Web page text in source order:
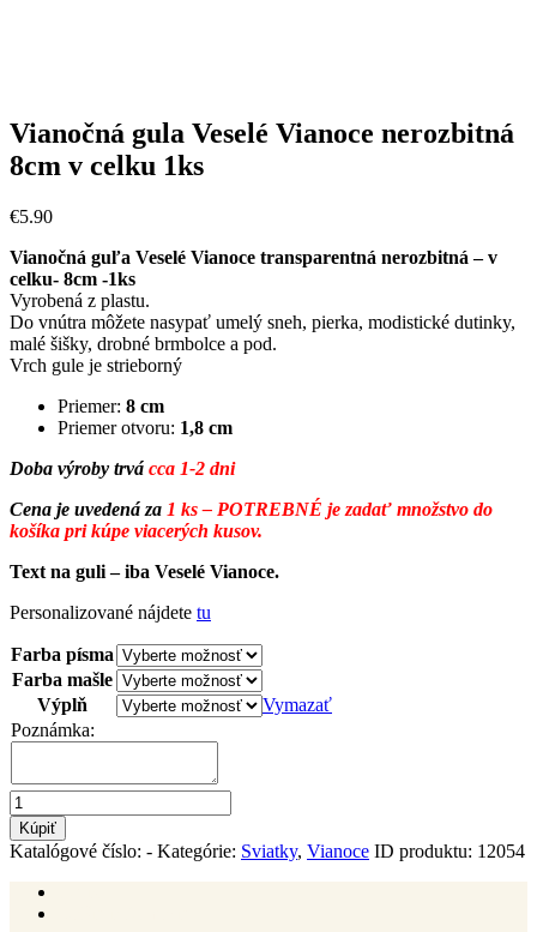
Vianočná gula Veselé Vianoce nerozbitná
8cm v celku 1ks
€5.90
Vianočná guľa Veselé Vianoce transparentná nerozbitná – v
celku- 8cm -1ks
Vyrobená z plastu.
Do vnútra môžete nasypať umelý sneh, pierka, modistické dutinky,
malé šišky, drobné brmbolce a pod.
Vrch gule je strieborný
Priemer: 8 cm
Priemer otvoru: 1,8 cm
Doba výroby trvá cca 1-2 dni
Cena je uvedená za 1 ks – POTREBNÉ je zadať množstvo do
košíka pri kúpe viacerých kusov.
Text na guli – iba Veselé Vianoce.
Personalizované nájdete tu
Farba písma
Farba mašle
Výplň
Vymazať
Poznámka:
množstvo
Vianočná
gula
Veselé
Vianoce
nerozbitná
Kúpiť
Katalógové číslo: - Kategórie: Sviatky, Vianoce ID produktu: 12054